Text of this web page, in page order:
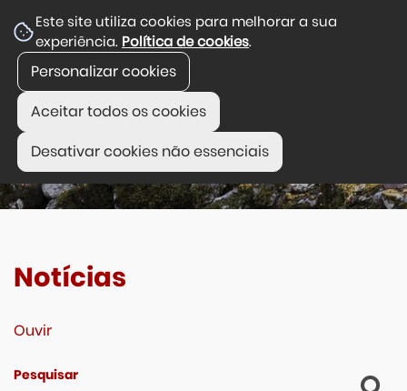
Este site utiliza cookies para melhorar a sua
experiência. Política de cookies.
Personalizar cookies
Aceitar todos os cookies
Desativar cookies não essenciais
Notícias
Ouvir
Pesquisar